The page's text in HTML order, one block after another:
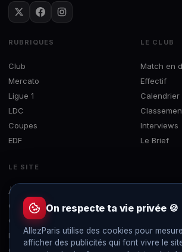
RUBRIQUES
Club
Mercato
Ligue 1
LDC
Coupes
EDF
LE CLUB
Match en
Effectif
Calendrier
Interviews
Le Brief
LE SITE
À propos
Concours
Contact
Mentions légales
Confidentialité
On respecte ta vie privée 🍪
AllezParis utilise des cookies pour
afficher des publicités qui font vivre le